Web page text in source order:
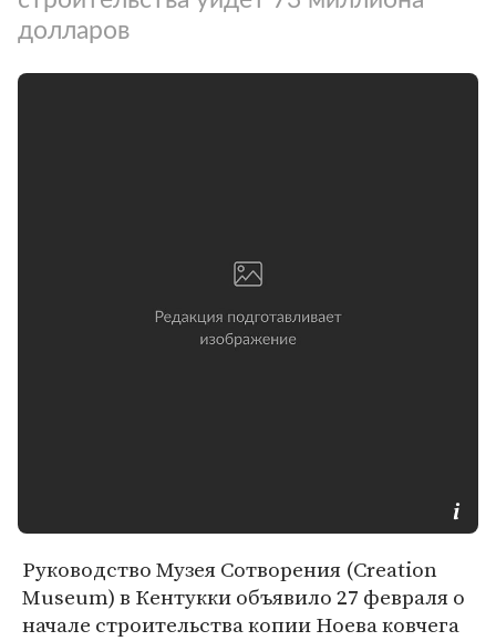
долларов
Руководство Музея Сотворения (Creation
Museum) в Кентукки объявило 27 февраля о
начале строительства копии Ноева ковчега